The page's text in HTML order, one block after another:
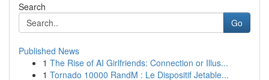
Search
Go
Published News
1 The Rise of AI Girlfriends: Connection or Illus...
1 Tornado 10000 RandM : Le Dispositif Jetable...